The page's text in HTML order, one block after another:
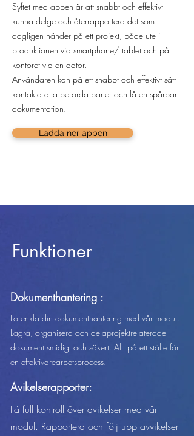
Syftet med appen är att snabbt och effektivt
kunna delge och återrapportera det som
dagligen händer på ett projekt, både ute i
produktionen via smartphone/ tablet och på
kontoret via en dator.
Användaren kan på ett snabbt och effektivt sätt
kontakta alla berörda parter och få en spårbar
dokumentation.
Ladda ner appen
Funktioner
Dokumenthantering :
Förenkla din dokumenthantering med vår modul.
Lagra, organisera och delaprojektrelaterade
dokument smidigt och säkert. Allt på ett ställe för
en effektivarearbetsprocess.
Avikelserapporter:
Få full kontroll över avikelser med vår
modul. Rapportera och följ upp avvikelser